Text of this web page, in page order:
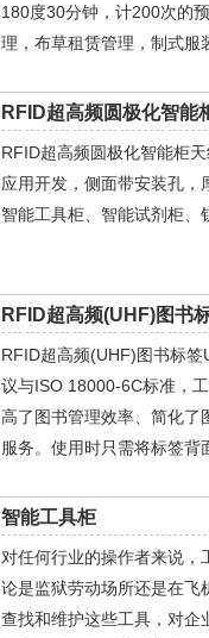
180度30分钟，计200次的
理，布草租赁管理，制式服
RFID超高频圆极化智能
RFID超高频圆极化智能柜
应用开发，侧面带安装孔
智能工具柜、智能试剂柜
RFID超高频(UHF)图书
RFID超高频(UHF)图书标
议与ISO 18000-6C标准，
高了图书管理效率、简化了
服务。使用时只需将标签
智能工具柜
对任何行业的操作者来说
论是监狱劳动场所还是在飞
查找和维护这些工具，对企